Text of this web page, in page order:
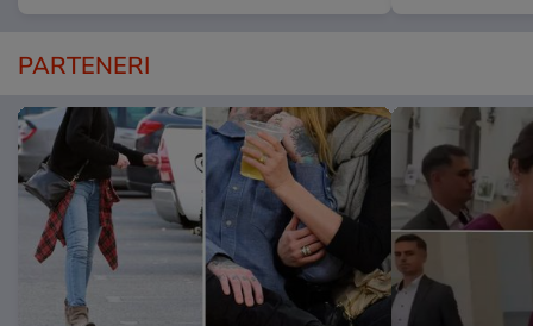
PARTENERI